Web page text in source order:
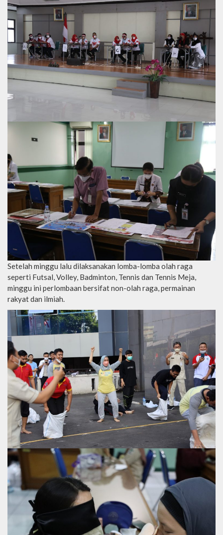
Setelah minggu lalu dilaksanakan lomba-lomba olah raga
seperti Futsal, Volley, Badminton, Tennis dan Tennis Meja,
minggu ini perlombaan bersifat non-olah raga, permainan
rakyat dan ilmiah.